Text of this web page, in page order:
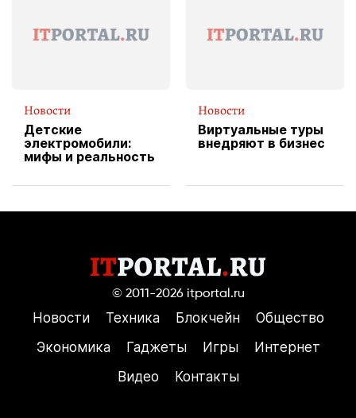
Новости
Детские
электромобили:
мифы и реальность
Новости
Виртуальные туры
внедряют в бизнес
© 2011-2026 itportal.ru
Новости Техника Блокчейн
Общество
Экономика
Гаджеты Игры
Интернет
Видео
Контакты